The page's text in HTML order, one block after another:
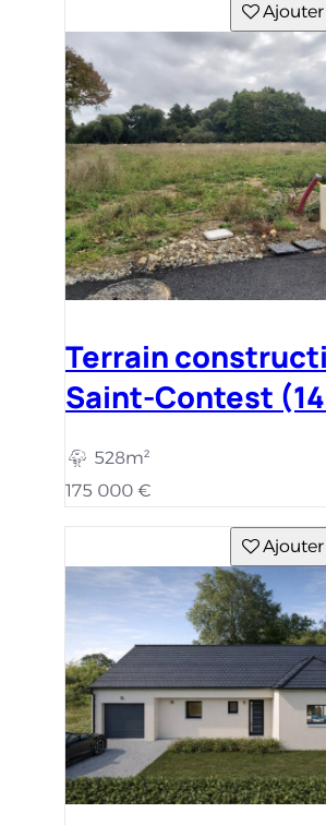
Ajouter
Terrain
Saint-Contest
528m²
175 000 €
Ajouter